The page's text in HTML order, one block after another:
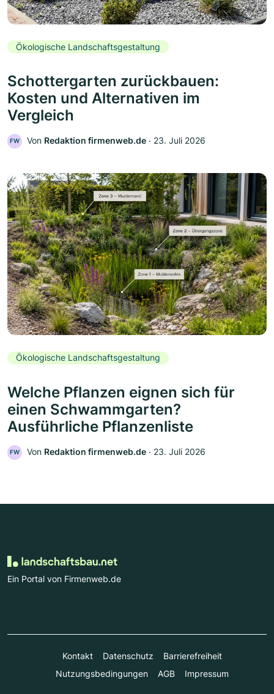
Ökologische Landschaftsgestaltung
Schottergarten zurückbauen:
Kosten und Alternativen im
Vergleich
FW Von Redaktion firmenweb.de ‧ 23. Juli 2026
Ökologische Landschaftsgestaltung
Welche Pflanzen eignen sich für
einen Schwammgarten?
Ausführliche Pflanzenliste
FW Von Redaktion firmenweb.de ‧ 23. Juli 2026
Ein Portal von Firmenweb.de
Kontakt Datenschutz
Barrierefreiheit
Nutzungsbedingungen
AGB Impressum